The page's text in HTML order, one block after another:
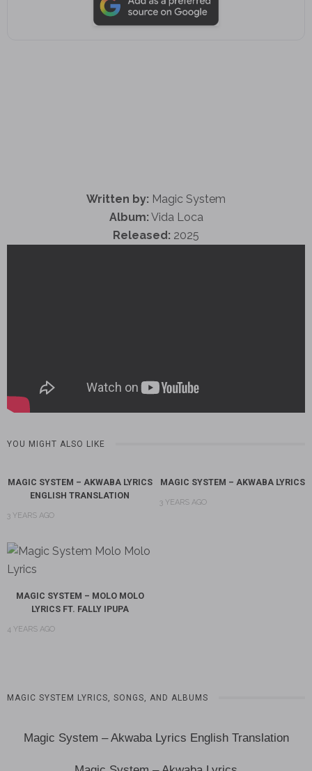
Written by: Magic System
Album: Vida Loca
Released: 2025
YOU MIGHT ALSO LIKE
MAGIC SYSTEM – AKWABA LYRICS
ENGLISH TRANSLATION
3 YEARS AGO
MAGIC SYSTEM – AKWABA LYRICS
3 YEARS AGO
MAGIC SYSTEM – MOLO MOLO
LYRICS FT. FALLY IPUPA
4 YEARS AGO
MAGIC SYSTEM LYRICS, SONGS, AND ALBUMS
Magic System – Akwaba Lyrics English Translation